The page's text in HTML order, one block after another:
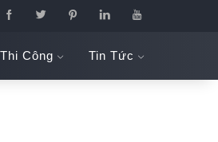
Công Tin Tức